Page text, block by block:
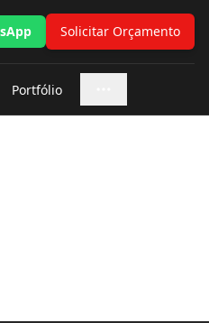
Solicitar Orçamento
Portfólio